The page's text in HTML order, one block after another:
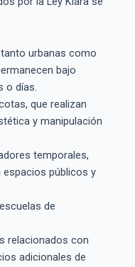
urbanas como
bajo
o días.
que realizan
y manipulación
temporales,
espacios públicos y
de
relacionados con
adicionales de